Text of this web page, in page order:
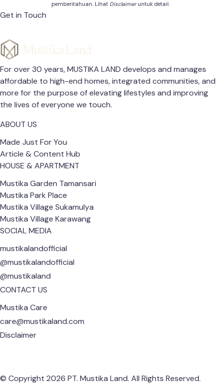
pemberitahuan. Lihat Disclaimeruntuk detail.
Get in Touch
For over 30 years, MUSTIKA LAND develops and manages
affordable to high-end homes, integrated communities, and
more for the purpose of elevating lifestyles and improving
the lives of everyone we touch.
ABOUT US
Made Just For You
Article & Content Hub
HOUSE & APARTMENT
Mustika Garden Tamansari
Mustika Park Place
Mustika Village Sukamulya
Mustika Village Karawang
SOCIAL MEDIA
mustikalandofficial
@mustikalandofficial
@mustikaland
CONTACT US
Mustika Care
care@mustikaland.com
Disclaimer
© Copyright 2026 PT. Mustika Land. All Rights Reserved.